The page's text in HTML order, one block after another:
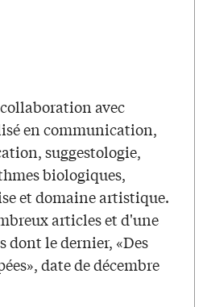
avec
en communication,
suggestologie,
biologiques,
et domaine artistique.
articles et d'une
dont le dernier, «Des
date de décembre